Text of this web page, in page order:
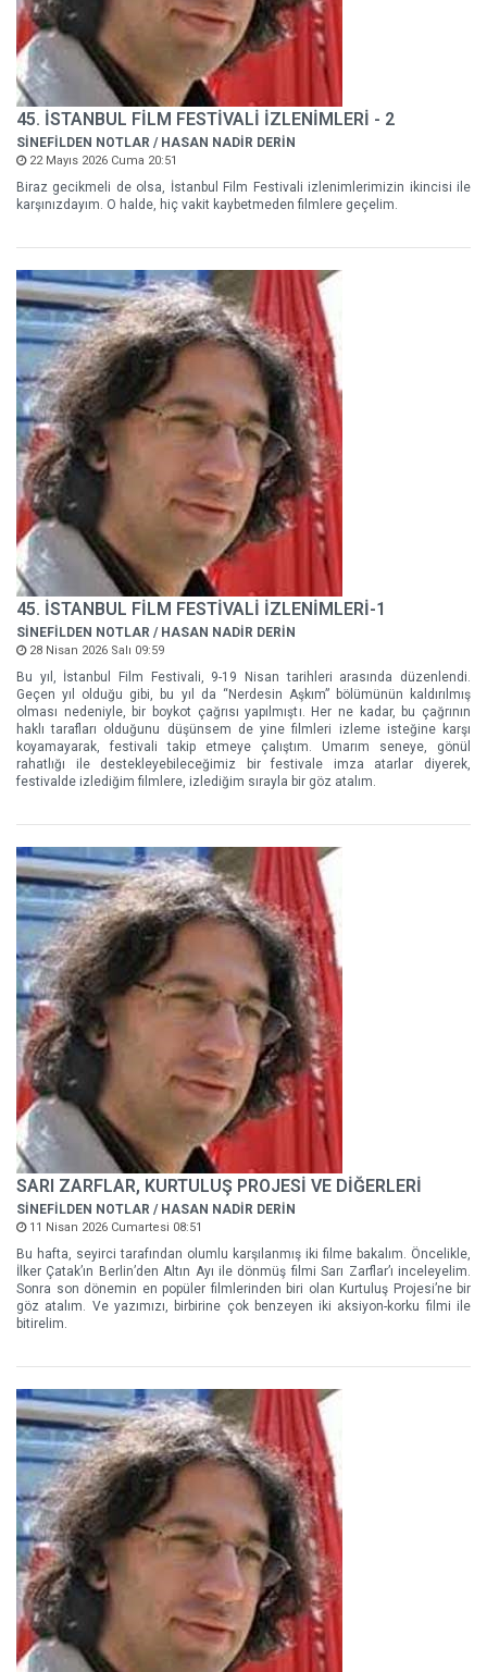
45. İSTANBUL FİLM FESTİVALİ İZLENİMLERİ - 2
SİNEFİLDEN NOTLAR / HASAN NADİR DERİN
22 Mayıs 2026 Cuma 20:51
Biraz gecikmeli de olsa, İstanbul Film Festivali izlenimlerimizin ikincisi ile
karşınızdayım. O halde, hiç vakit kaybetmeden filmlere geçelim.
45. İSTANBUL FİLM FESTİVALİ İZLENİMLERİ-1
SİNEFİLDEN NOTLAR / HASAN NADİR DERİN
28 Nisan 2026 Salı 09:59
Bu yıl, İstanbul Film Festivali, 9-19 Nisan tarihleri arasında düzenlendi.
Geçen yıl olduğu gibi, bu yıl da “Nerdesin Aşkım” bölümünün kaldırılmış
olması nedeniyle, bir boykot çağrısı yapılmıştı. Her ne kadar, bu çağrının
haklı tarafları olduğunu düşünsem de yine filmleri izleme isteğine karşı
koyamayarak, festivali takip etmeye çalıştım. Umarım seneye, gönül
rahatlığı ile destekleyebileceğimiz bir festivale imza atarlar diyerek,
festivalde izlediğim filmlere, izlediğim sırayla bir göz atalım.
SARI ZARFLAR, KURTULUŞ PROJESİ VE DİĞERLERİ
SİNEFİLDEN NOTLAR / HASAN NADİR DERİN
11 Nisan 2026 Cumartesi 08:51
Bu hafta, seyirci tarafından olumlu karşılanmış iki filme bakalım. Öncelikle,
İlker Çatak’ın Berlin’den Altın Ayı ile dönmüş filmi Sarı Zarflar’ı inceleyelim.
Sonra son dönemin en popüler filmlerinden biri olan Kurtuluş Projesi’ne bir
göz atalım. Ve yazımızı, birbirine çok benzeyen iki aksiyon-korku filmi ile
bitirelim.